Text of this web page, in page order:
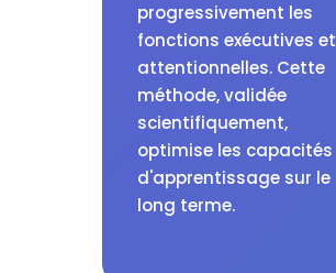
progressivement les
fonctions exécutives et
attentionnelles. Cette
méthode, validée
scientifiquement,
optimise les capacités
d'apprentissage sur le
long terme.